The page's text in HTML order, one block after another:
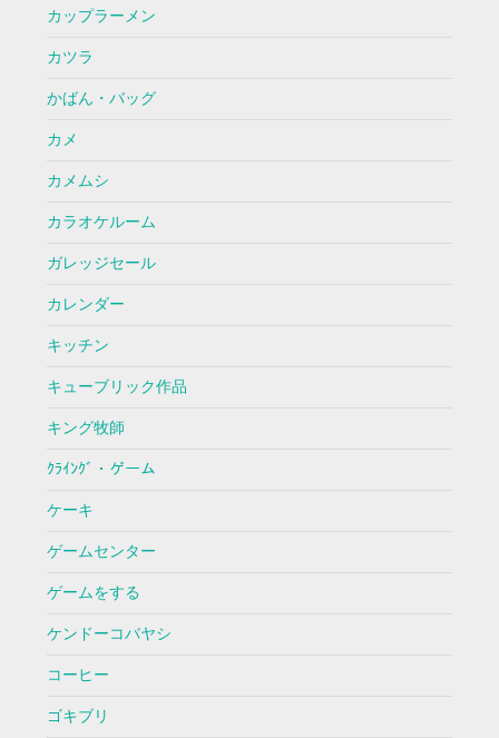
カップラーメン
カツラ
かばん・バッグ
カメ
カメムシ
カラオケルーム
ガレッジセール
カレンダー
キッチン
キューブリック作品
キング牧師
ｸﾗｲﾝｸﾞ・ゲーム
ケーキ
ゲームセンター
ゲームをする
ケンドーコバヤシ
コーヒー
ゴキブリ